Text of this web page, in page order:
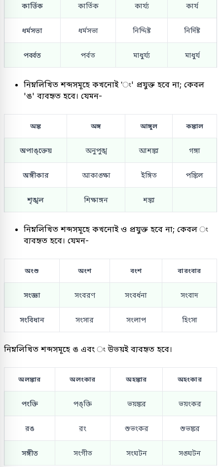
কার্ত্তিক কার্তিক কার্য্য কার্য
ধর্মসভা ধর্মসভা নিদ্দিষ্ট নির্দিষ্ট
পর্ব্বত পর্বত মাধুর্য্য মাধুর্য
নিম্নলিখিত শব্দসমূহে কখনোই 'ং' প্রযুক্ত হবে না; কেবল
'ঙ' ব্যবহৃত হবে। যেমন-
অঙ্ক অঙ্গ আঙ্গুল কঙ্কাল
অপাঙ্ক্তেয় অনুপুঙ্খ আশঙ্কা গঙ্গা
অঙ্গীকার আকাঙ্ক্ষা ইঙ্গিত পঙ্কিল
শৃঙ্খল শিক্ষাঙ্গন শঙ্কা
নিম্নলিখিত শব্দসমূহে কখনোই ও প্রযুক্ত হবে না; কেবল ং
ব্যবহৃত হবে। যেমন-
অংশু অংশ বংশ বারংবার
সংজ্ঞা সংবরণ সংবর্ধনা সংবাদ
সংবিধান সংসার সংলাপ হিংসা
নিম্নলিখিত শব্দসমূহে ঙ এবং ং উভয়ই ব্যবহৃত হবে।
অলঙ্কার অলংকার অহঙ্কার অহংকার
পংক্তি পঙ্ক্তি ভয়ঙ্কর ভয়ংকর
রঙ রং শুভংকর শুভঙ্কর
সঙ্গীত সংগীত সংঘটন সঙ্ঘটন